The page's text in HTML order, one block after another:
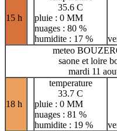
15 h
35.6 C
pluie : 0 MM
nuages : 80 %
humidite : 17 %
meteo
saone et loire
mardi 11
18 h
temperature
33.7 C
pluie : 0 MM
nuages : 81 %
humidite : 19 %